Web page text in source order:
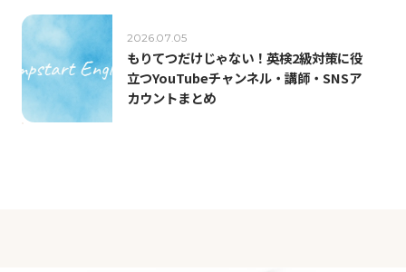
2026.07.05
もりてつだけじゃない！英検2級対策に役
立つYouTubeチャンネル・講師・SNSア
カウントまとめ